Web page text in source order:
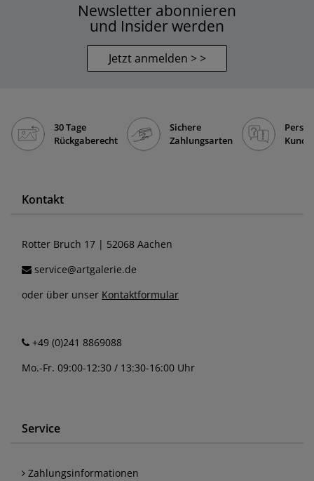
Newsletter abonnieren
und Insider werden
Jetzt anmelden > >
30 Tage
Rückgaberecht
Sichere
Zahlungsarten
Kontakt
Rotter Bruch 17 | 52068 Aachen
service@artgalerie.de
oder über unser Kontaktformular
+49 (0)241 8869088
Mo.-Fr. 09:00-12:30 / 13:30-16:00 Uhr
Service
Zahlungsinformationen